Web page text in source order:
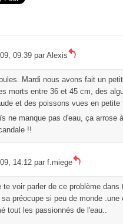
09:39 par Alexis
Mardi nous avons fait un
morts entre 36 et 45 cm, des
et des poissons vues en petite
ne manque pas d'eau, ça arrose
!!
14:12 par f.miege
voir parler de ce problème dans
préocupe si peu de monde .une
tout les passionnés de l'eau..